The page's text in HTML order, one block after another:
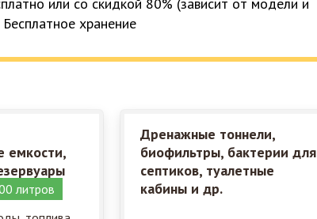
хранение
емкости,
литров
Дренажные тоннели,
биофильтры, бактерии для
септиков, туалетные
кабины и др.